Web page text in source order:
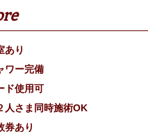
あり
ワー完備
ド使用可
人さま同時施術OK
券あり